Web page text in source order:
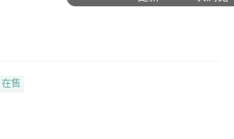
在售